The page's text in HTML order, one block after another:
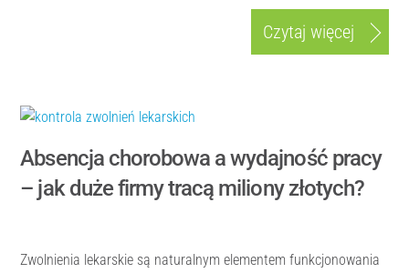
Czytaj więcej
Absencja chorobowa a wydajność pracy
– jak duże firmy tracą miliony złotych?
Zwolnienia lekarskie są naturalnym elementem funkcjonowania